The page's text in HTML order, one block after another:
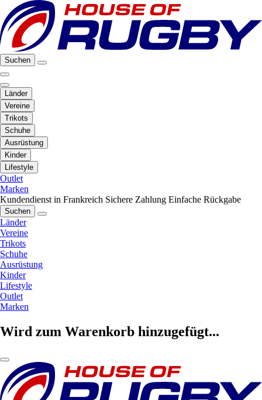
Suchen
Länder
Vereine
Trikots
Schuhe
Ausrüstung
Kinder
Lifestyle
Outlet
Marken
Kundendienst in Frankreich Sichere Zahlung Einfache Rückgabe
Suchen
Länder
Vereine
Trikots
Schuhe
Ausrüstung
Kinder
Lifestyle
Outlet
Marken
Wird zum Warenkorb hinzugefügt...